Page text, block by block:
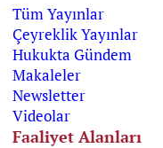
Tüm Yayınlar
Çeyreklik Yayınlar
Hukukta Gündem
Makaleler
Newsletter
Videolar
Faaliyet Alanları